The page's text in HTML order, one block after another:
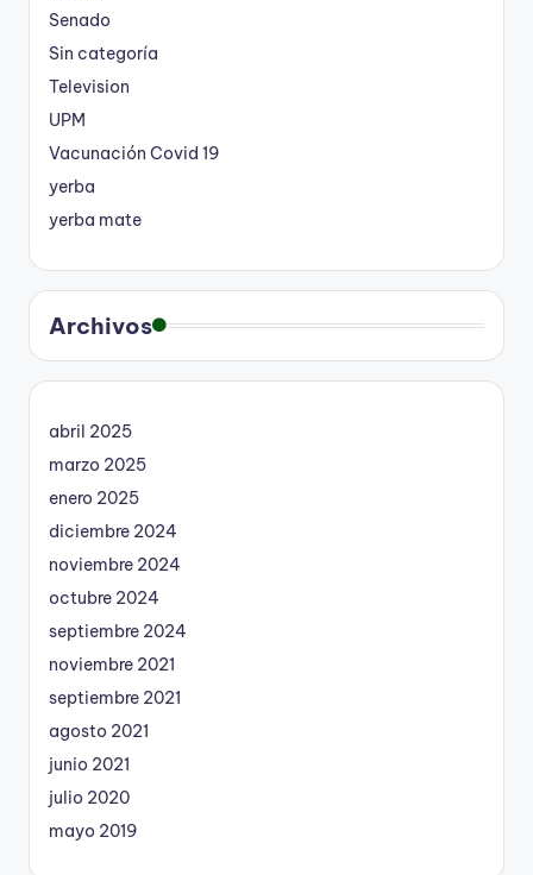
Senado
Sin categoría
Television
UPM
Vacunación Covid 19
yerba
yerba mate
Archivos
abril 2025
marzo 2025
enero 2025
diciembre 2024
noviembre 2024
octubre 2024
septiembre 2024
noviembre 2021
septiembre 2021
agosto 2021
junio 2021
julio 2020
mayo 2019